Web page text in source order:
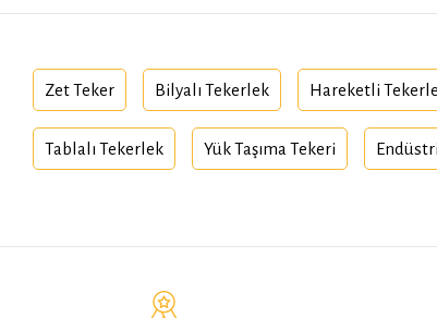
Zet Teker Bilyalı Tekerlek Hareketli
Tablalı Tekerlek Yük Taşıma Tekeri